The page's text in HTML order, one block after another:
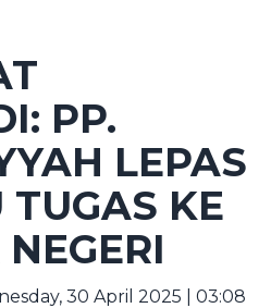
PP.
LEPAS
TUGAS KE
30 April 2025 | 03:08